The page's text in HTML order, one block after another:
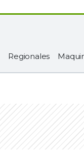
Regionales